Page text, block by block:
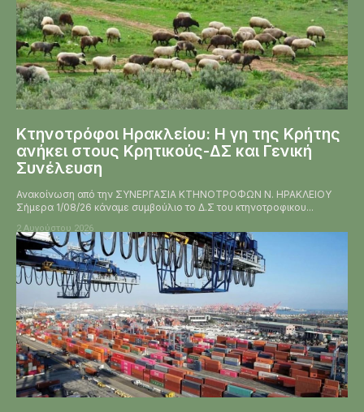
Κτηνοτρόφοι Ηρακλείου: Η γη της Κρήτης
ανήκει στους Κρητικούς-ΔΣ και Γενική
Συνέλευση
Ανακοίνωση από την ΣΥΝΕΡΓΑΣΙΑ ΚΤΗΝΟΤΡΟΦΩΝ Ν. ΗΡΑΚΛΕΙΟΥ
Σήμερα 1/08/26 κάναμε συμβούλιο το Δ.Σ του κτηνοτροφικου...
2 Αυγούστου 2026